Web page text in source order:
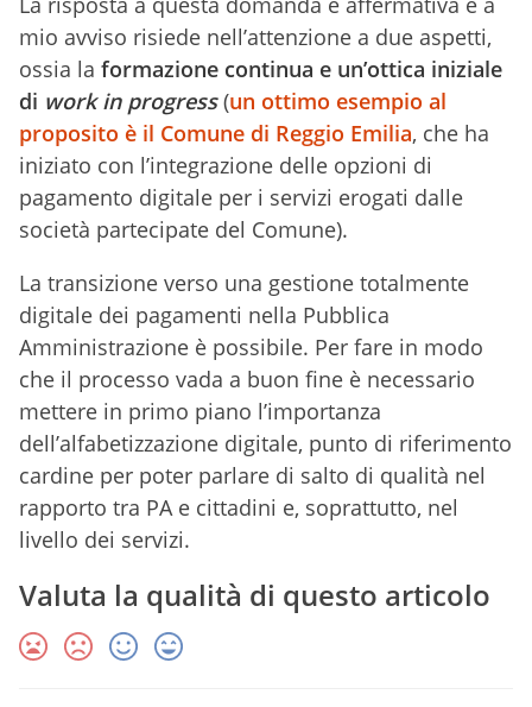
mio avviso risiede nell’attenzione a due aspetti,
ossia la formazione continua e un’ottica iniziale
di work in progress (un ottimo esempio al
proposito è il Comune di Reggio Emilia, che ha
iniziato con l’integrazione delle opzioni di
pagamento digitale per i servizi erogati dalle
società partecipate del Comune).
La transizione verso una gestione totalmente
digitale dei pagamenti nella Pubblica
Amministrazione è possibile. Per fare in modo
che il processo vada a buon fine è necessario
mettere in primo piano l’importanza
dell’alfabetizzazione digitale, punto di riferimento
cardine per poter parlare di salto di qualità nel
rapporto tra PA e cittadini e, soprattutto, nel
livello dei servizi.
Valuta la qualità di questo articolo